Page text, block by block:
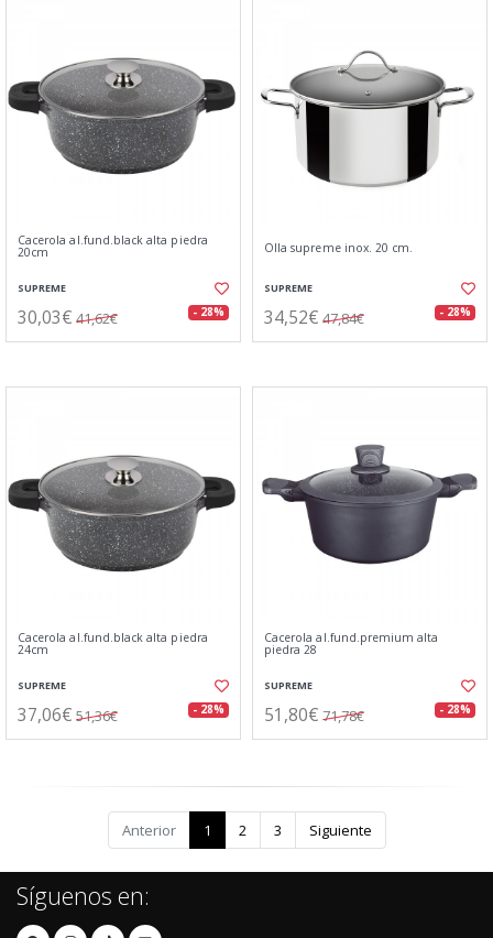
Cacerola al.fund.black alta piedra
20cm
SUPREME
30,03€ 41,62€ - 28%
Olla supreme inox. 20 cm.
SUPREME
34,52€ 47,84€ - 28%
Cacerola al.fund.black alta piedra
24cm
SUPREME
37,06€ 51,36€ - 28%
Cacerola al.fund.premium alta
piedra 28
SUPREME
51,80€ 71,78€ - 28%
Anterior 1 2 3 Siguiente
Síguenos en: